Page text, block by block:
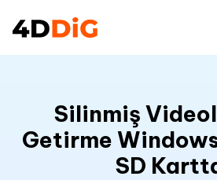
Silinmiş
Getirme
SD